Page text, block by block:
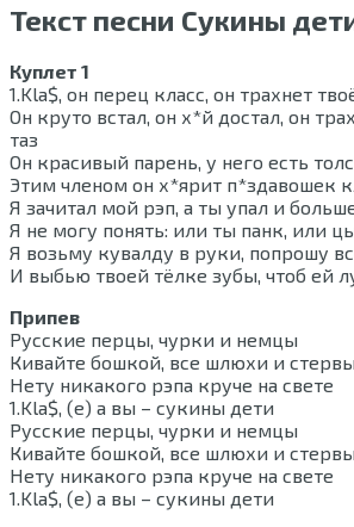
Текст песни Cукины
Куплет 1
1.Kla$, он перец класс, он трахнет
Он круто встал, он х*й достал, он
таз
Он красивый парень, у него есть
Этим членом он х*ярит п*здавошек
Я зачитал мой рэп, а ты упал и
Я не могу понять: или ты панк, или
Я возьму кувалду в руки, попрошу
И выбью твоей тёлке зубы, чтоб ей
Припев
Русские перцы, чурки и немцы
Кивайте бошкой, все шлюхи и стервы
Нету никакого рэпа круче на свете
1.Kla$, (е) а вы – сукины дети
Русские перцы, чурки и немцы
Кивайте бошкой, все шлюхи и стервы
Нету никакого рэпа круче на свете
1.Kla$, (е) а вы – сукины дети